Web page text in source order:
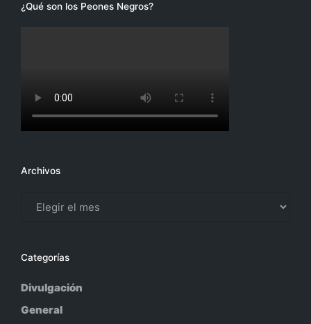
¿Qué son los Peones Negros?
Archivos
Categorías
Divulgación
General